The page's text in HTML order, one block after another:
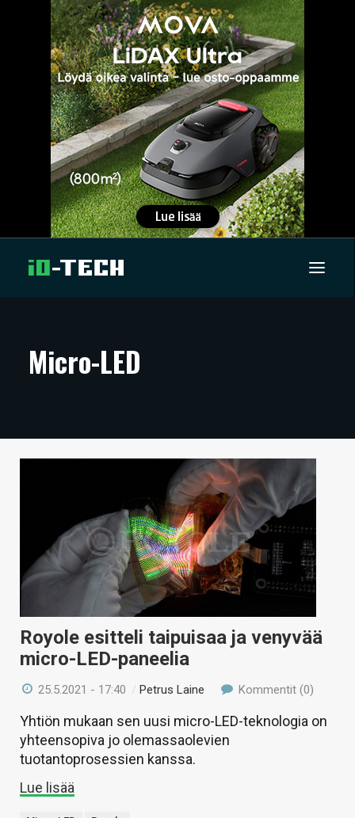
ARTIKKELIT
TECHBBS
KAUPPA
VAIHDA TEEMA
HAKU
Micro-LED
Royole esitteli taipuisaa ja venyvää
micro-LED-paneelia
25.5.2021 - 17:40 /Petrus Laine Kommentit (0)
Yhtiön mukaan sen uusi micro-LED-teknologia on
yhteensopiva jo olemassaolevien
tuotantoprosessien kanssa.
Lue lisää